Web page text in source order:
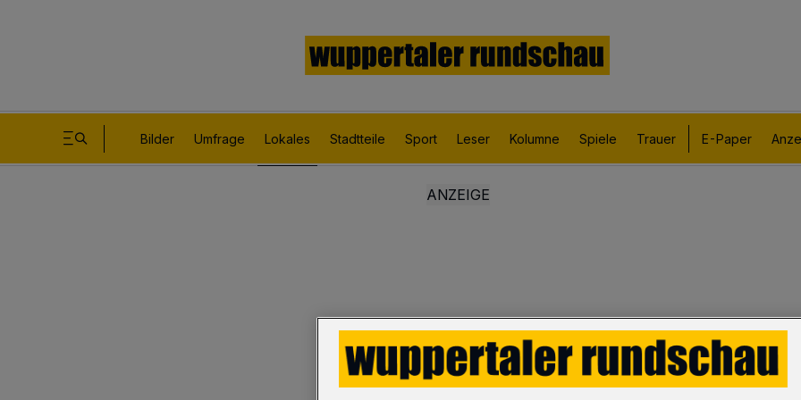
Bilder Umfrage Lokales Stadtteile Sport Leser Kolumne Spiele Trauer E-Paper